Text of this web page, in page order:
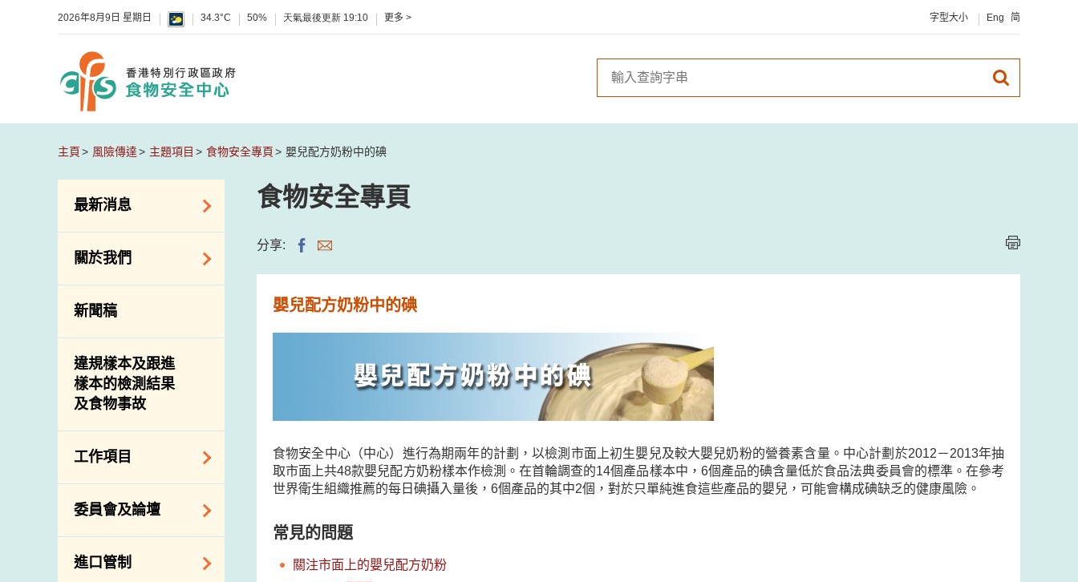
2026年8月9日 星期日 34.3°C 50% 天氣最後更新 19:10 更多 > 字型大小 Eng 简
主頁 風險傳達 主題項目 食物安全專頁 嬰兒配方奶粉中的碘
最新消息
食物警報 / 致敏物
警報
活動
關於我們
組織結構
介紹短片
新聞稿
違規樣本及跟進
樣本的檢測結果
及食物事故
工作項目
降低膳食中的鈉和
糖
食物安全重點控制
委員會及論壇
食物安全專家委員
會
進口管制
食物安全專頁
分享:
嬰兒配方奶粉中的碘
食物安全中心（中心）進行為期兩年的計劃，以檢測市面上初生嬰兒及較大嬰兒奶粉的營養素含量。中心計劃於2012－2013年抽
取市面上共48款嬰兒配方奶粉樣本作檢測。在首輪調查的14個產品樣本中，6個產品的碘含量低於食品法典委員會的標準。在參考
世界衛生組織推薦的每日碘攝入量後，6個產品的其中2個，對於只單純進食這些產品的嬰兒，可能會構成碘缺乏的健康風險。
常見的問題
關注市面上的嬰兒配方奶粉